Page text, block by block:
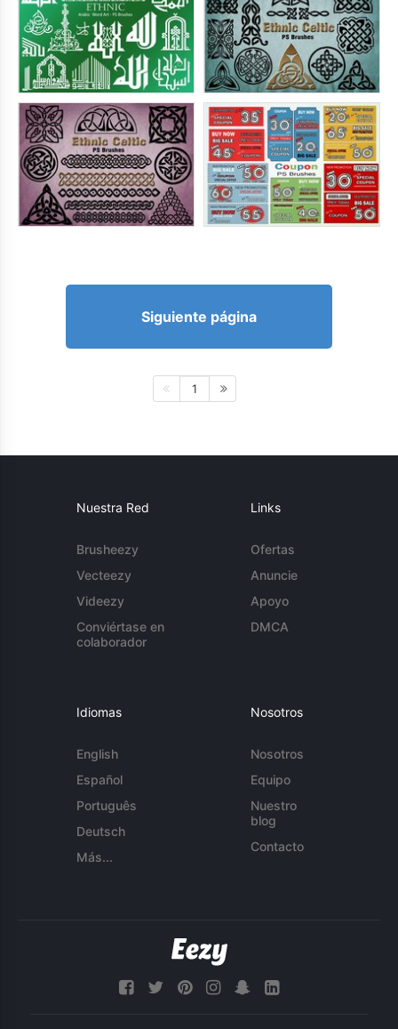
Siguiente página
1
Nuestra Red
Brusheezy
Vecteezy
Videezy
Conviértase en
colaborador
Links
Ofertas
Anuncie
Apoyo
DMCA
Idiomas
English
Español
Português
Deutsch
Más...
Nosotros
Nosotros
Equipo
Nuestro
blog
Contacto